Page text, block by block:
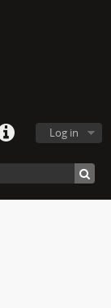
Log in
legend
svázaných mužů